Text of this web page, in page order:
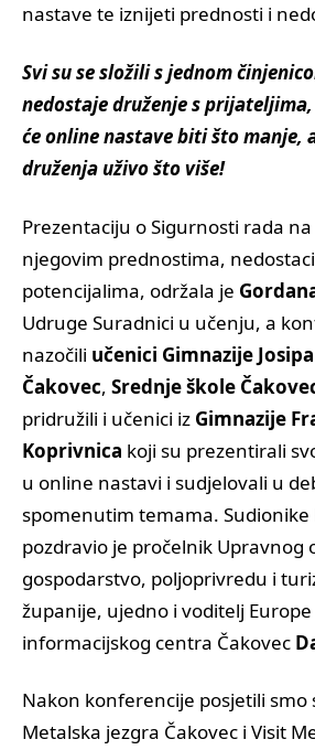
nastave te iznijeti prednosti i
Svi su se složili s jednom
nedostaje druženje s
će online nastave biti što manje,
druženja uživo što više!
Prezentaciju o Sigurnosti rada
njegovim prednostima,
potencijalima, održala je
Udruge Suradnici u učenju, a
nazočili učenici Gimnazije
Čakovec, Srednje škole
pridružili i učenici iz Gimnazije
Koprivnica koji su prezentirali
u online nastavi i sudjelovali u
spomenutim temama.
pozdravio je pročelnik Upravnog
gospodarstvo, poljoprivredu i
županije, ujedno i voditelj
informacijskog centra Čakovec
Nakon konferencije posjetili
Metalska jezgra Čakovec i Visit